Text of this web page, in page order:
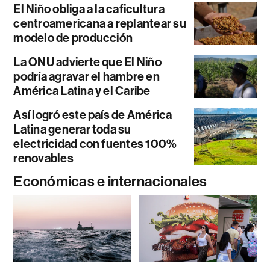
El Niño obliga a la caficultura
centroamericana a replantear su
modelo de producción
La ONU advierte que El Niño
podría agravar el hambre en
América Latina y el Caribe
Así logró este país de América
Latina generar toda su
electricidad con fuentes 100%
renovables
Económicas e internacionales